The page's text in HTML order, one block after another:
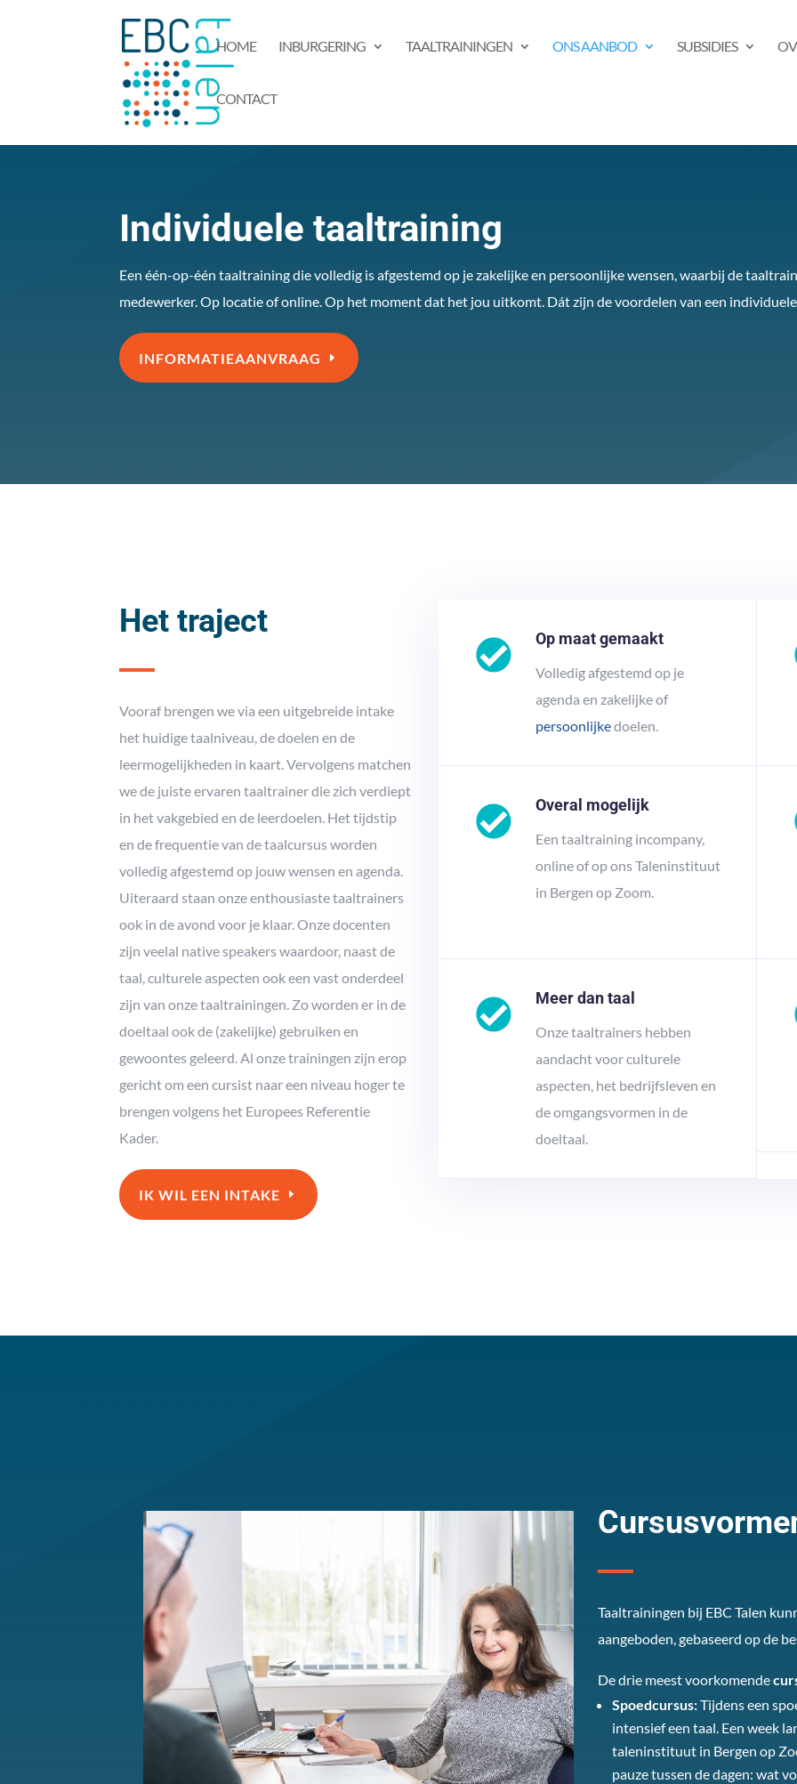
HOME INBURGERING TAALTRAININGEN ONS AANBOD SUBSIDIES
CONTACT
Individuele taaltraining
Een één-op-één taaltraining die volledig is afgestemd op je zakelijke en persoonlijke wensen, waarbij de
medewerker. Op locatie of online. Op het moment dat het jou uitkomt. Dát zijn de voordelen van een
INFORMATIEAANVRAAG
Het traject
Vooraf brengen we via een uitgebreide intake
het huidige taalniveau, de doelen en de
leermogelijkheden in kaart. Vervolgens matchen
we de juiste ervaren taaltrainer die zich verdiept
in het vakgebied en de leerdoelen. Het tijdstip
en de frequentie van de taalcursus worden
volledig afgestemd op jouw wensen en agenda.
Uiteraard staan onze enthousiaste taaltrainers
ook in de avond voor je klaar. Onze docenten
zijn veelal native speakers waardoor, naast de
taal, culturele aspecten ook een vast onderdeel
zijn van onze taaltrainingen. Zo worden er in de
doeltaal ook de (zakelijke) gebruiken en
gewoontes geleerd. Al onze trainingen zijn erop
gericht om een cursist naar een niveau hoger te
brengen volgens het Europees Referentie
Kader.
IK WIL EEN INTAKE
Op maat gemaakt
Volledig afgestemd op je
agenda en zakelijke of
persoonlijkedoelen.
Overal mogelijk
Een taaltraining incompany,
online of op ons Taleninstituut
in Bergen op Zoom.
Meer dan taal
Onze taaltrainers hebben
aandacht voor culturele
aspecten, het bedrijfsleven en
de omgangsvormen in de
doeltaal.
Taaltrainingen bij EBC Talen
aangeboden, gebaseerd op de
De drie meest voorkomende
Spoedcursus:Tijdens een
intensief een taal. Een week
taleninstituut in Bergen op
pauze tussen de dagen: wat